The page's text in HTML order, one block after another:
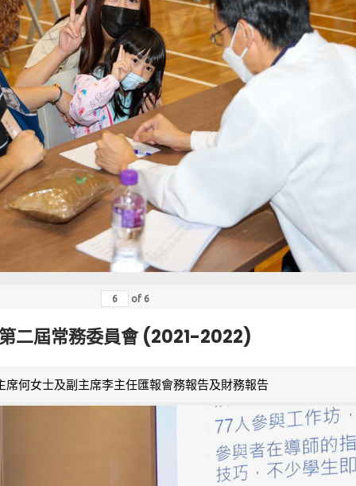
of 6
二屆常務委員會 (2021-2022)
席何女士及副主席李主任匯報會務報告及財務報告